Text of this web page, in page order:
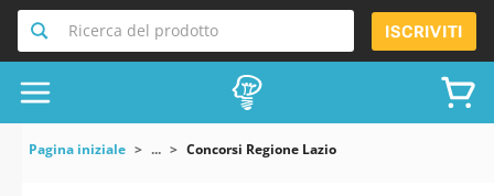
Ricerca del prodotto ISCRIVITI
Pagina iniziale ... Concorsi Regione Lazio